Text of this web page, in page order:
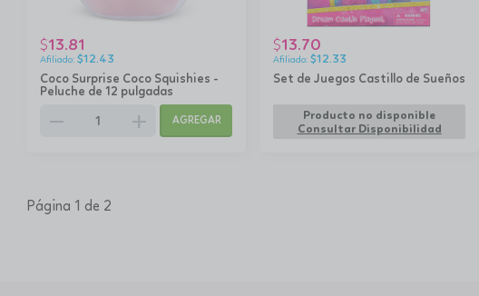
Coco Surprise Coco Squishies -
Peluche de 12 pulgadas
$13.81
$12.43
remove add AGREGAR
Set de Juegos Castillo de Sueños
$13.70
$12.33
Producto no disponible
Consultar Disponibilidad
Página 1 de 2